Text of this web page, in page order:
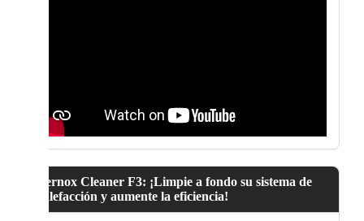
Fernox Cleaner F3: ¡Limpie a fondo su sistema de
calefacción y aumente la eficiencia!